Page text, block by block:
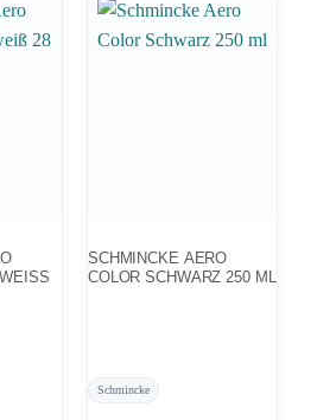
2
SCHMINCKE AERO
COLOR SCHWARZ 250 ML
Schmincke